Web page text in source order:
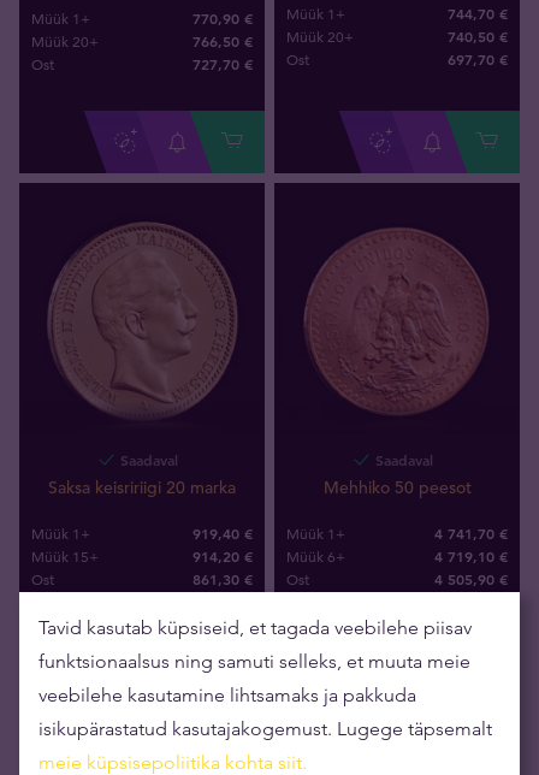
Müük 1+ 770,90 €
Müük 20+ 766,50 €
Ost 727,70 €
Müük 1+ 744,70 €
Müük 20+ 740,50 €
Ost 697,70 €
Saadaval
Saksa keisririigi 20 marka
Müük 1+ 919,40 €
Müük 15+ 914,20 €
Ost 861,30 €
Saadaval
Mehhiko 50 peesot
Müük 1+ 4 741,70 €
Müük 6+ 4 719,10 €
Ost 4 505,90 €
Tavid kasutab küpsiseid, et tagada veebilehe piisav
funktsionaalsus ning samuti selleks, et muuta meie
veebilehe kasutamine lihtsamaks ja pakkuda
isikupärastatud kasutajakogemust. Lugege täpsemalt
meie küpsisepoliitika kohta siit.